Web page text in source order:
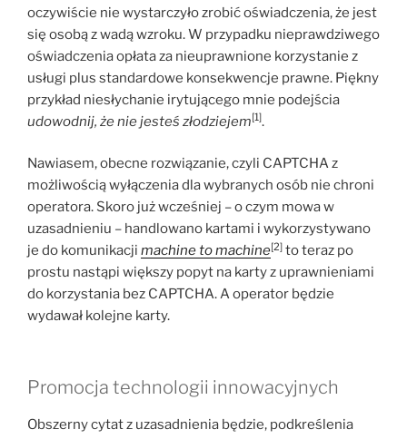
oczywiście nie wystarczyło zrobić oświadczenia, że jest
się osobą z wadą wzroku. W przypadku nieprawdziwego
oświadczenia opłata za nieuprawnione korzystanie z
usługi plus standardowe konsekwencje prawne. Piękny
przykład niesłychanie irytującego mnie podejścia
udowodnij, że nie jesteś złodziejem[1].
Nawiasem, obecne rozwiązanie, czyli CAPTCHA z
możliwością wyłączenia dla wybranych osób nie chroni
operatora. Skoro już wcześniej – o czym mowa w
uzasadnieniu – handlowano kartami i wykorzystywano
je do komunikacji machine to machine[2] to teraz po
prostu nastąpi większy popyt na karty z uprawnieniami
do korzystania bez CAPTCHA. A operator będzie
wydawał kolejne karty.
Promocja technologii innowacyjnych
Obszerny cytat z uzasadnienia będzie, podkreślenia